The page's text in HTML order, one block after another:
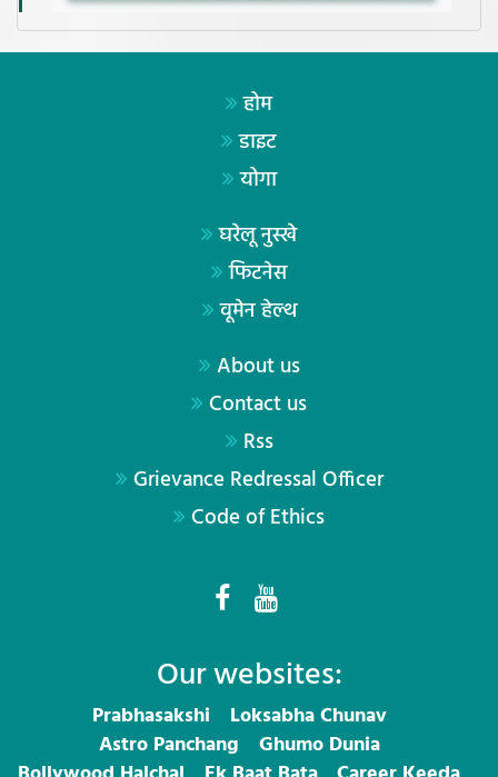
होम
डाइट
योगा
घरेलू नुस्खे
फिटनेस
वूमेन हेल्थ
About us
Contact us
Rss
Grievance Redressal Officer
Code of Ethics
Our websites:
Prabhasakshi
Loksabha Chunav
Astro Panchang
Ghumo Dunia